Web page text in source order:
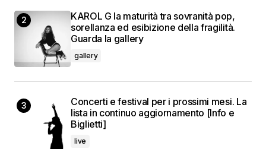
KAROL G la maturità tra sovranità pop,
sorellanza ed esibizione della fragilità.
Guarda la gallery
gallery
Concerti e festival per i prossimi mesi. La
lista in continuo aggiornamento [Info e
Biglietti]
live